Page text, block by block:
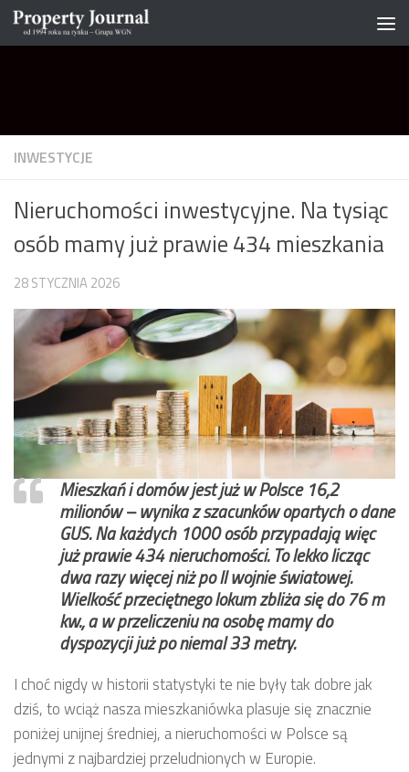
Skip to content
INWESTYCJE
Nieruchomości inwestycyjne. Na tysiąc
osób mamy już prawie 434 mieszkania
28 STYCZNIA 2026
Mieszkań i domów jest już w Polsce 16,2
milionów – wynika z szacunków opartych o dane
GUS. Na każdych 1000 osób przypadają więc
już prawie 434 nieruchomości. To lekko licząc
dwa razy więcej niż po II wojnie światowej.
Wielkość przeciętnego lokum zbliża się do 76 m
kw., a w przeliczeniu na osobę mamy do
dyspozycji już po niemal 33 metry.
I choć nigdy w historii statystyki te nie były tak dobre jak
dziś, to wciąż nasza mieszkaniówka plasuje się znacznie
poniżej unijnej średniej, a nieruchomości w Polsce są
jednymi z najbardziej przeludnionych w Europie.